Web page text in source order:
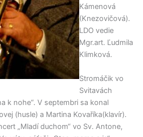
Kámenová
(Knezovičová).
LDO vedie
Mgr.art. Ľudmila
Klimková.
Stromáčik vo
Svitavách
k nohe“. V septembri sa konal
(husle) a Martina Kovaříka(klavír).
„Mladí duchom“ vo Sv. Antone,